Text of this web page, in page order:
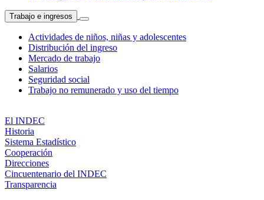
Trabajo e ingresos
Actividades de niños, niñas y adolescentes
Distribución del ingreso
Mercado de trabajo
Salarios
Seguridad social
Trabajo no remunerado y uso del tiempo
El INDEC
Historia
Sistema Estadístico
Cooperación
Direcciones
Cincuentenario del INDEC
Transparencia